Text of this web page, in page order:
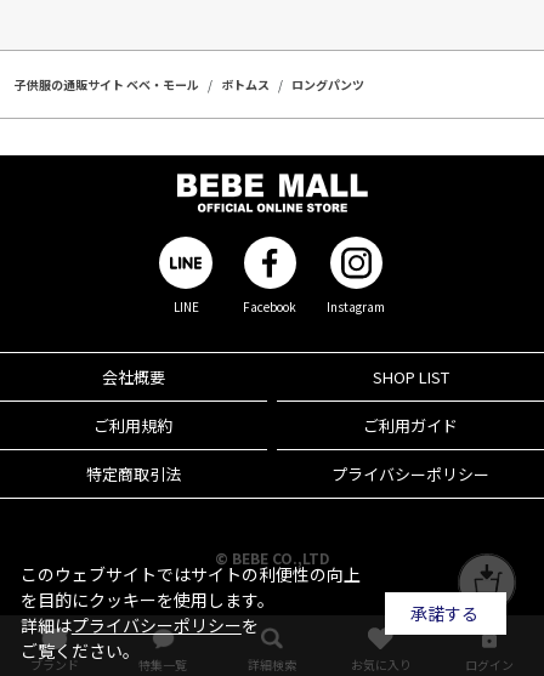
子供服の通販サイト ベベ・モール ボトムス ロングパンツ
LINE Facebook Instagram
会社概要 SHOP LIST
ご利用規約 ご利用ガイド
特定商取引法 プライバシーポリシー
© BEBE CO.,LTD
ブランド 特集一覧 詳細検索 お気に入り ログイン
このウェブサイトではサイトの利便性の向上
を目的にクッキーを使用します。
詳細はプライバシーポリシーを
ご覧ください。
承諾する